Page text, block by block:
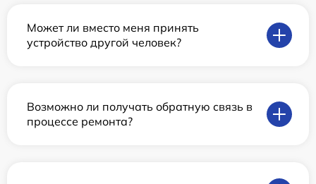
Может ли вместо меня принять
устройство другой человек?
Возможно ли получать обратную связь в
процессе ремонта?